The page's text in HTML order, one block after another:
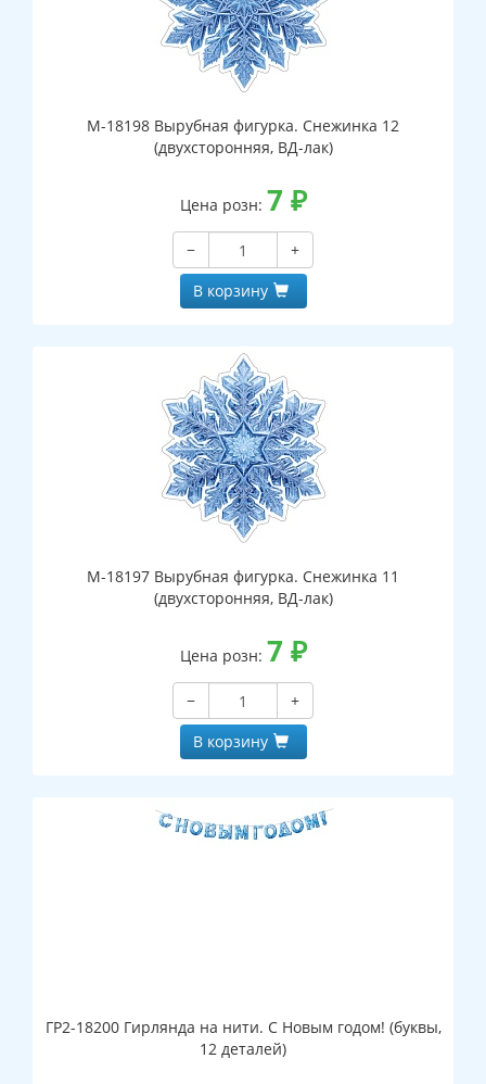
М-18198 Вырубная фигурка. Снежинка 12
(двухсторонняя, ВД-лак)
Цена розн: 7 ₽
−
+
В корзину
М-18197 Вырубная фигурка. Снежинка 11
(двухсторонняя, ВД-лак)
Цена розн: 7 ₽
−
+
В корзину
ГР2-18200 Гирлянда на нити. С Новым годом! (буквы,
12 деталей)